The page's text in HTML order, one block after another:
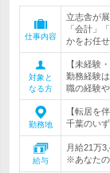
仕事内容
立志舎が
「会計」
かをお任せ
対象と
なる方
【未経験
勤務経験
職の経験
勤務地
【転居を
千葉のい
給与
月給21万
※あなたの